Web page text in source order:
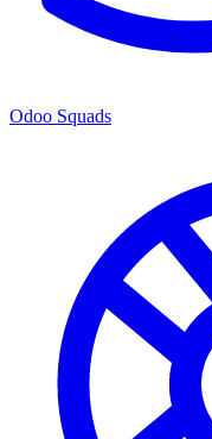
Odoo Squads